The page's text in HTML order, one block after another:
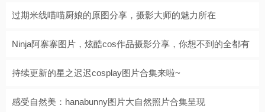
过期米线喵喵厨娘的原图分享，摄影大师的魅力所在
Ninja阿寨寨图片，炫酷cos作品摄影分享，你想不到的全都有
持续更新的星之迟迟cosplay图片合集来啦~
感受自然美：hanabunny图片大自然照片合集呈现